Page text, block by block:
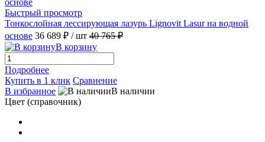
Быстрый просмотр
Тонкослойная лессирующая лазурь Lignovit Lasur на водной
основе 36 689 ₽ / шт 40 765 ₽
В корзину
Подробнее
Купить в 1 клик Сравнение
В избранное
В наличии
Цвет (справочник)